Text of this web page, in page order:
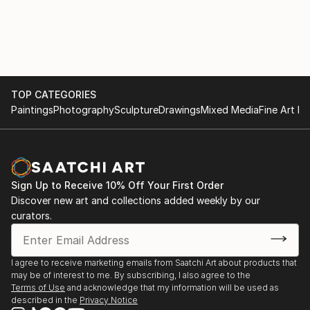
TOP CATEGORIES
PaintingsPhotographySculptureDrawingsMixed MediaFine Art
Sign Up to Receive 10% Off Your First Order
Discover new art and collections added weekly by our
curators.
I agree to receive marketing emails from Saatchi Art about products that
may be of interest to me. By subscribing, I also agree to the
Terms of Use and acknowledge that my information will be used as
described in the Privacy Notice